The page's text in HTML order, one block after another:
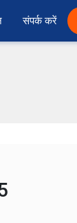
संपर्क करें